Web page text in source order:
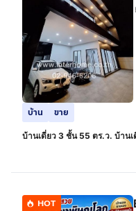
บ้าน ขาย
บ้านเดี่ยว 3 ชั้น 55 ตร.ว. บ้าน
HOT